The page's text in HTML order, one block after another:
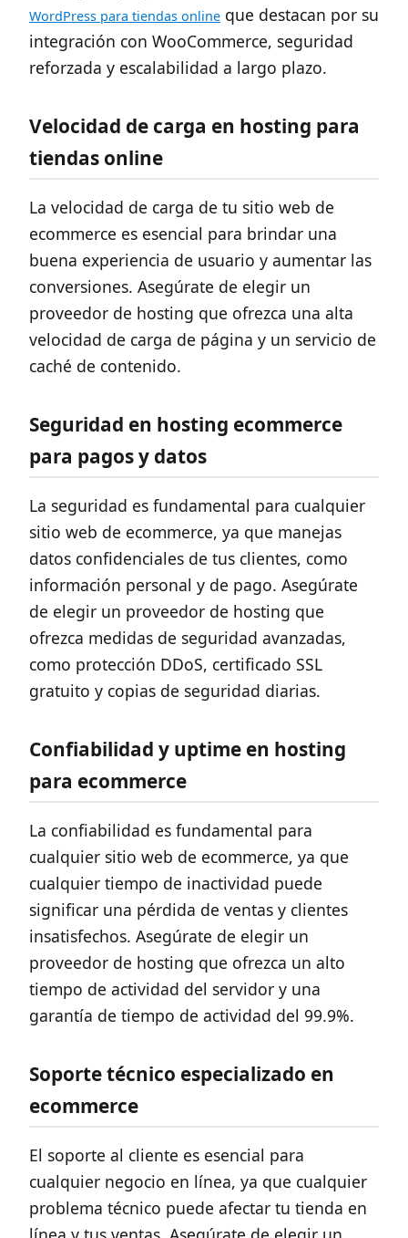
WordPress para tiendas online que destacan por su
integración con WooCommerce, seguridad
reforzada y escalabilidad a largo plazo.
Velocidad de carga en hosting para
tiendas online
La velocidad de carga de tu sitio web de
ecommerce es esencial para brindar una
buena experiencia de usuario y aumentar las
conversiones. Asegúrate de elegir un
proveedor de hosting que ofrezca una alta
velocidad de carga de página y un servicio de
caché de contenido.
Seguridad en hosting ecommerce
para pagos y datos
La seguridad es fundamental para cualquier
sitio web de ecommerce, ya que manejas
datos confidenciales de tus clientes, como
información personal y de pago. Asegúrate
de elegir un proveedor de hosting que
ofrezca medidas de seguridad avanzadas,
como protección DDoS, certificado SSL
gratuito y copias de seguridad diarias.
Confiabilidad y uptime en hosting
para ecommerce
La confiabilidad es fundamental para
cualquier sitio web de ecommerce, ya que
cualquier tiempo de inactividad puede
significar una pérdida de ventas y clientes
insatisfechos. Asegúrate de elegir un
proveedor de hosting que ofrezca un alto
tiempo de actividad del servidor y una
garantía de tiempo de actividad del 99.9%.
Soporte técnico especializado en
ecommerce
El soporte al cliente es esencial para
cualquier negocio en línea, ya que cualquier
problema técnico puede afectar tu tienda en